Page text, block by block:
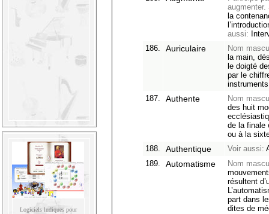
Logiciels ludiques pour
augmenter.
la
aussi:
186.
Auriculaire
Nom
la main,
le doigté
par le
187.
Authente
Nom
des huit
de la finale
ou à la
188.
Authentique Voir aussi:
189.
Automatisme
Nom
résultent
part dans
dites de